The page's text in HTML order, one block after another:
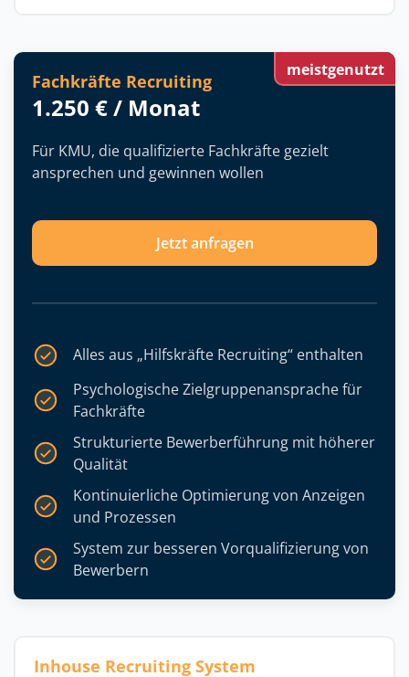
meistgenutzt
Fachkräfte Recruiting
1.250 € / Monat
Für KMU, die qualifizierte Fachkräfte gezielt
ansprechen und gewinnen wollen
Jetzt anfragen
Alles aus „Hilfskräfte Recruiting“ enthalten
Psychologische Zielgruppenansprache für
Fachkräfte
Strukturierte Bewerberführung mit höherer
Qualität
Kontinuierliche Optimierung von Anzeigen
und Prozessen
System zur besseren Vorqualifizierung von
Bewerbern
Inhouse Recruiting System